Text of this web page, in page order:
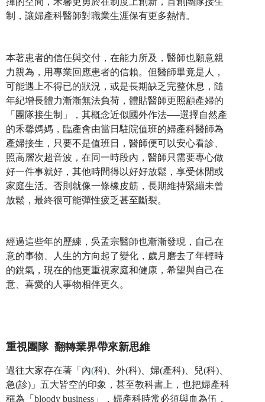
制，讓婦產科醫師對職業生涯保有更多熱情。
本著患者的信任與交付，在能力所及，醫師也願意親
力親為，用專業回應患者的信賴。但醫師畢竟是人，
可能遇上不得已的狀況，或是長期缺乏完整休息，隨
年紀增長體力漸漸無法負荷，體貼醫師更照顧產婦的
「團隊接生制」，其概念近似國外作法──選擇自然產
的禾馨媽媽，臨產會由當日駐院值班的婦產科醫師為
產婦接生，只要不是值班日，醫師便可以安心看診、
照高層次超音波，在同一時段內，醫師只需要專心做
好一件事就好，其他時間得以好好放鬆，享受休閒或
家庭生活。否則就像一條橡皮筋，長期維持緊繃未曾
放鬆，最終很可能彈性疲乏甚至斷裂。
經過這些年的歷練，吳孟宗醫師也漸漸發現，自己在
意的事物、人生的方向起了變化，歲月磨去了年輕時
的銳氣，現在的他更重視家庭和健康，希望與自己在
意、喜愛的人事物相伴更久。
重視團隊 翻轉業界帶來新思維
過往大家存在著「內(科)、外(科)、婦(產科)、兒(科)、
急(診)」五大皆空的印象，甚至教科書上，也把婦產科
稱為「bloody business」，婦產科時常必須與血為伍，